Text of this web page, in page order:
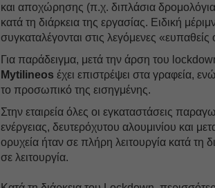
και αποχώρησης (π.χ. διπλάσια
κατά τη διάρκεια της εργασίας. Ειδική
συγκαταλέγονται στις λεγόμενες «ευπαθείς
Για παράδειγμα, μετά την άρση του
Mytilineos έχει επιστρέψει στα γραφεία,
το προσωπικό της εισηγμένης.
Στην εταιρεία όλες οι εγκαταστάσεις
ενέργειας, δευτερόχυτου αλουμινίου και
ορυχεία ήταν σε πλήρη λειτουργία κατά τη
σε λειτουργία.